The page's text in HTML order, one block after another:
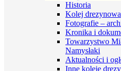
Historia
Kolej drezynowa
Fotografie –
Kronika i
Towarzystwo
Namysłaki
Aktualności i
Inne koleje